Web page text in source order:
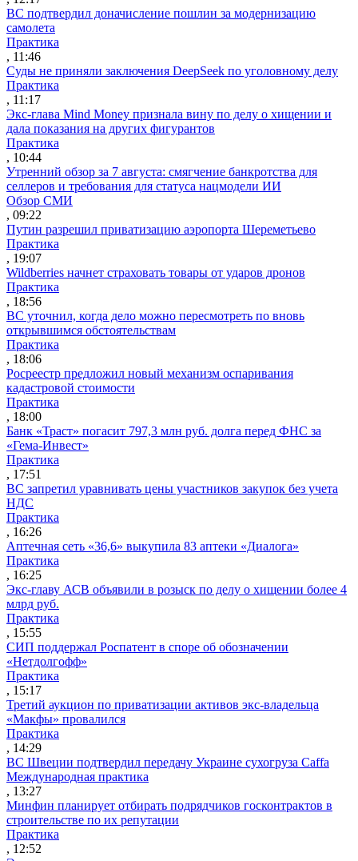
ВС подтвердил доначисление пошлин за модернизацию
самолета
Практика
, 11:46
Суды не приняли заключения DeepSeek по уголовному делу
Практика
, 11:17
Экс-глава Mind Money признала вину по делу о хищении и
дала показания на других фигурантов
Практика
, 10:44
Утренний обзор за 7 августа: смягчение банкротства для
селлеров и требования для статуса нацмодели ИИ
Обзор СМИ
, 09:22
Путин разрешил приватизацию аэропорта Шереметьево
Практика
, 19:07
Wildberries начнет страховать товары от ударов дронов
Практика
, 18:56
ВС уточнил, когда дело можно пересмотреть по вновь
открывшимся обстоятельствам
Практика
, 18:06
Росреестр предложил новый механизм оспаривания
кадастровой стоимости
Практика
, 18:00
Банк «Траст» погасит 797,3 млн руб. долга перед ФНС за
«Гема-Инвест»
Практика
, 17:51
ВС запретил уравнивать цены участников закупок без учета
НДС
Практика
, 16:26
Аптечная сеть «36,6» выкупила 83 аптеки «Диалога»
Практика
, 16:25
Экс-главу АСВ объявили в розыск по делу о хищении более 4
млрд руб.
Практика
, 15:55
СИП поддержал Роспатент в споре об обозначении
«Нетдолгофф»
Практика
, 15:17
Третий аукцион по приватизации активов экс-владельца
«Макфы» провалился
Практика
, 14:29
ВС Швеции подтвердил передачу Украине сухогруза Caffa
Международная практика
, 13:27
Минфин планирует отбирать подрядчиков госконтрактов в
строительстве по их репутации
Практика
, 12:52